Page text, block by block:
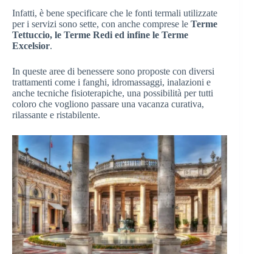
Infatti, è bene specificare che le fonti termali utilizzate
per i servizi sono sette, con anche comprese le Terme
Tettuccio, le Terme Redi ed infine le Terme
Excelsior.
In queste aree di benessere sono proposte con diversi
trattamenti come i fanghi, idromassaggi, inalazioni e
anche tecniche fisioterapiche, una possibilità per tutti
coloro che vogliono passare una vacanza curativa,
rilassante e ristabilente.